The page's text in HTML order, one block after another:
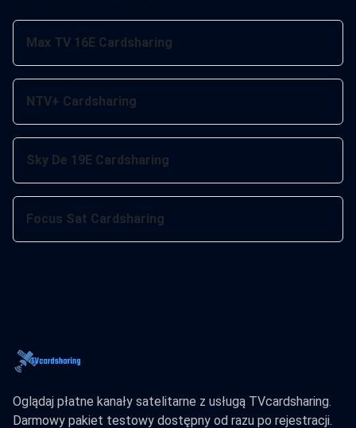
Max TV 16E Cardsharing
NTV+ Cardsharing
Sky De 19E Cardsharing
Focus Sat Cardsharing
Oglądaj płatne kanały satelitarne z usługą TVcardsharing.
Darmowy pakiet testowy dostępny od razu po rejestracji.